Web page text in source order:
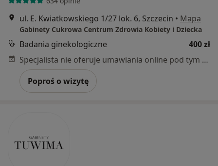
ul. E. Kwiatkowskiego 1/27 lok. 6, Szczecin • Mapa
Gabinety Cukrowa Centrum Zdrowia Kobiety i Dziecka
Badania ginekologiczne
400 zł
Specjalista nie oferuje umawiania online pod tym adresem.
Poproś o wizytę